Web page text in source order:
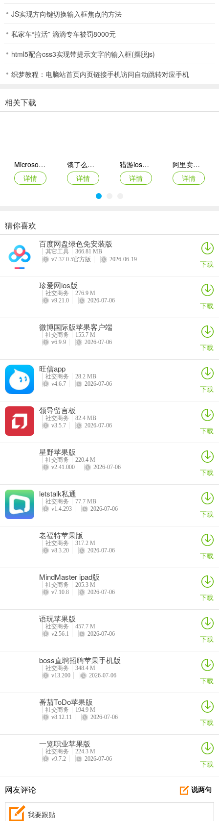
可以随时在平台上为自己进行社交学习
Yeetalk苹果版怎么翻译？
1、在聊天页面中选择想要翻译的对话长按可以看到有翻译转换按钮，
3、在个人主页中，只要是外文旁边也会有一个查看翻译按钮，点击就
能帮助大家翻译成中文。
4、在聊天页面，如果想直接发送外文可以点击输入框旁边的转换按
钮。
1、全新的聊天方式，和世界各地的人一起视频、语音聊天，即使不加
入也能围观大家聊天
制的聊天翻译让你和外国朋友聊天轻松无比
3、分享我们的语言、文化和生活，同时通过动态了解世界各地母语者
支持的语言：
英语、简体中文、繁体中文、日语、韩语、西班牙语、葡萄牙语、法
语、德语、俄语、意大利语、泰语、南非语、阿尔巴尼亚语、阿姆哈
拉语、阿拉伯语、亚美尼亚语、阿塞拜疆语、巴斯克语、白俄罗斯
语、孟加拉语、波斯尼亚语、保加利亚语、加泰罗尼亚语、 齐切瓦
沙尼亚语、菲律宾语、芬兰语、 加利西亚语、格鲁吉亚语、希腊语、
古吉拉特语、海地克里奥尔语、豪萨语、希伯来语、印地语、匈牙利
语、 哈萨克语、高棉语、库尔德语、吉尔吉斯语、老挝语、拉丁语、
拉脱维亚语、立陶宛语、卢森堡语、马其顿语、马尔加什语、马来
语、马拉雅拉姆语、马耳他语、毛利语、马拉地语、蒙古语、缅甸
马尼亚语、萨摩亚语、兰盖尔语、塞尔维亚语、塞索托语、修纳语、
信德语、僧伽罗语、斯洛伐克语、斯洛文尼亚语、索马里语、巽他
语、斯瓦希里语、瑞典语、塔吉克语、泰米尔语、泰卢固语、土耳其
语、乌克兰语、乌尔都语、乌兹别克语、越南语、威尔士语、科萨
语、意第绪语、约鲁巴语、祖鲁语
v2.44.0版本
JS实现方向键切换输入框焦点的方法
私家车“拉活” 滴滴专车被罚8000元
html5配合css3实现带提示文字的输入框(摆脱js)
织梦教程：电脑站首页内页链接手机访问自动跳转对应手机
相关下载
Microsoft To-Do苹果版
详情
饿了么商家版ipad版
详情
猎游ios版本
详情
阿里卖家苹果版
详情
奋斗在韩国ios版
详情
百变大侦探iOS
详情
默往苹果手机版
钉钉ipad版
猜你喜欢
百度网盘绿色免安装版
其它工具
366.81 MB
v7.37.0.5官方版
2026-06-19 下载
珍爱网ios版
社交商务
276.9 M
v9.21.0
2026-07-06 下载
微博国际版苹果客户端
社交商务
155.7 M
v6.9.9
2026-07-06 下载
旺信app
社交商务
28.2 MB
v4.6.7
2026-07-06 下载
领导留言板
社交商务
82.4 MB
v3.5.7
2026-07-06 下载
星野苹果版
社交商务
220.4 M
v2.41.000
2026-07-06 下载
letstalk私通
社交商务
77.7 MB
v1.4.293
2026-07-06 下载
老福特苹果版
社交商务
317.2 M
v8.3.20
2026-07-06 下载
MindMaster ipad版
社交商务
205.3 M
v7.10.8
2026-07-06 下载
语玩苹果版
社交商务
457.7 M
v2.56.1
2026-07-06 下载
boss直聘招聘苹果手机版
社交商务
348.4 M
v13.200
2026-07-06 下载
番茄ToDo苹果版
社交商务
194.9 M
v8.12.11
2026-07-06 下载
一览职业苹果版
社交商务
224.3 M
v9.7.2
2026-07-06 下载
说两句
网友评论
我要跟贴